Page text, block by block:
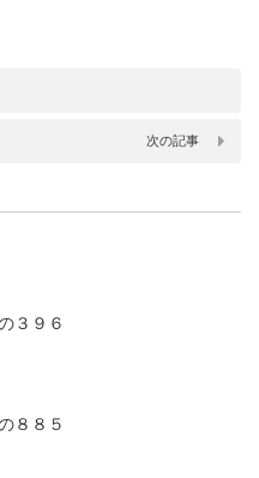
次の記事
３９６
８８５